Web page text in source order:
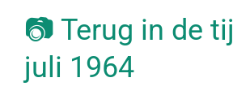
📷 Terug in de
juli 1964